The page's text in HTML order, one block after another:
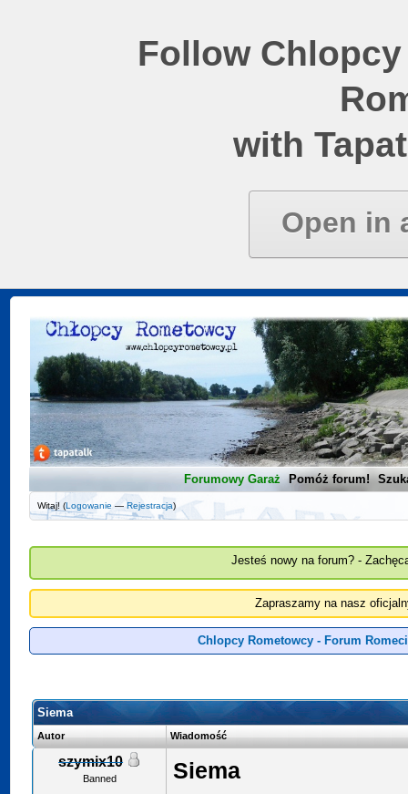
Follow
with
Open in
Forumowy Garaż Pomóż forum!
Witaj! (Logowanie —Rejestracja)
Jesteś nowy na forum? -
Zapraszamy na nasz
Chlopcy Rometowcy - Forum
Siema
Autor Wiadomość
szymix10
Banned Siema